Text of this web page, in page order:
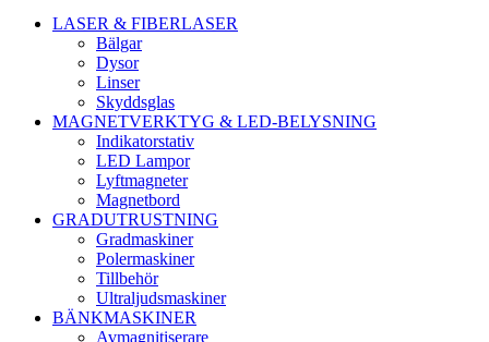
LASER & FIBERLASER
Bälgar
Dysor
Linser
Skyddsglas
MAGNETVERKTYG & LED-BELYSNING
Indikatorstativ
LED Lampor
Lyftmagneter
Magnetbord
GRADUTRUSTNING
Gradmaskiner
Polermaskiner
Tillbehör
Ultraljudsmaskiner
BÄNKMASKINER
Avmagnitiserare